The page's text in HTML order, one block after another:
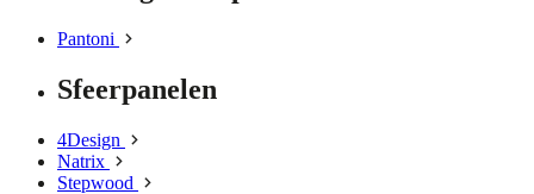
Pantoni
Sfeerpanelen
4Design
Natrix
Stepwood